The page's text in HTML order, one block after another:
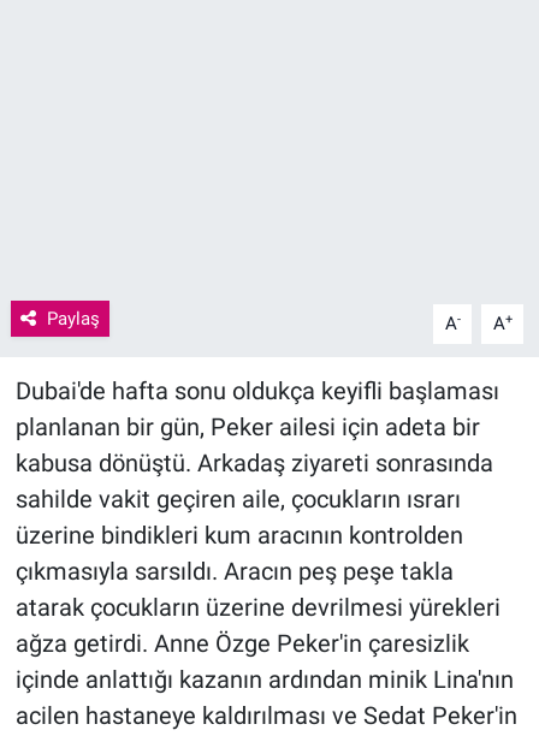
Paylaş A- A+
Dubai'de hafta sonu oldukça keyifli başlaması
planlanan bir gün, Peker ailesi için adeta bir
kabusa dönüştü. Arkadaş ziyareti sonrasında
sahilde vakit geçiren aile, çocukların ısrarı
üzerine bindikleri kum aracının kontrolden
çıkmasıyla sarsıldı. Aracın peş peşe takla
atarak çocukların üzerine devrilmesi yürekleri
ağza getirdi. Anne Özge Peker'in çaresizlik
içinde anlattığı kazanın ardından minik Lina'nın
acilen hastaneye kaldırılması ve Sedat Peker'in